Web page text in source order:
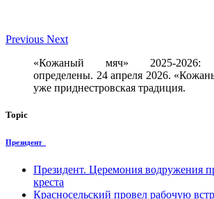
Previous Next
«Кожаный мяч» 2025-2026:
определены. 24 апреля 2026.
уже приднестровская традиция.
Topic
Президент
Президент. Церемония водружения
креста
Красносельский провел рабочую